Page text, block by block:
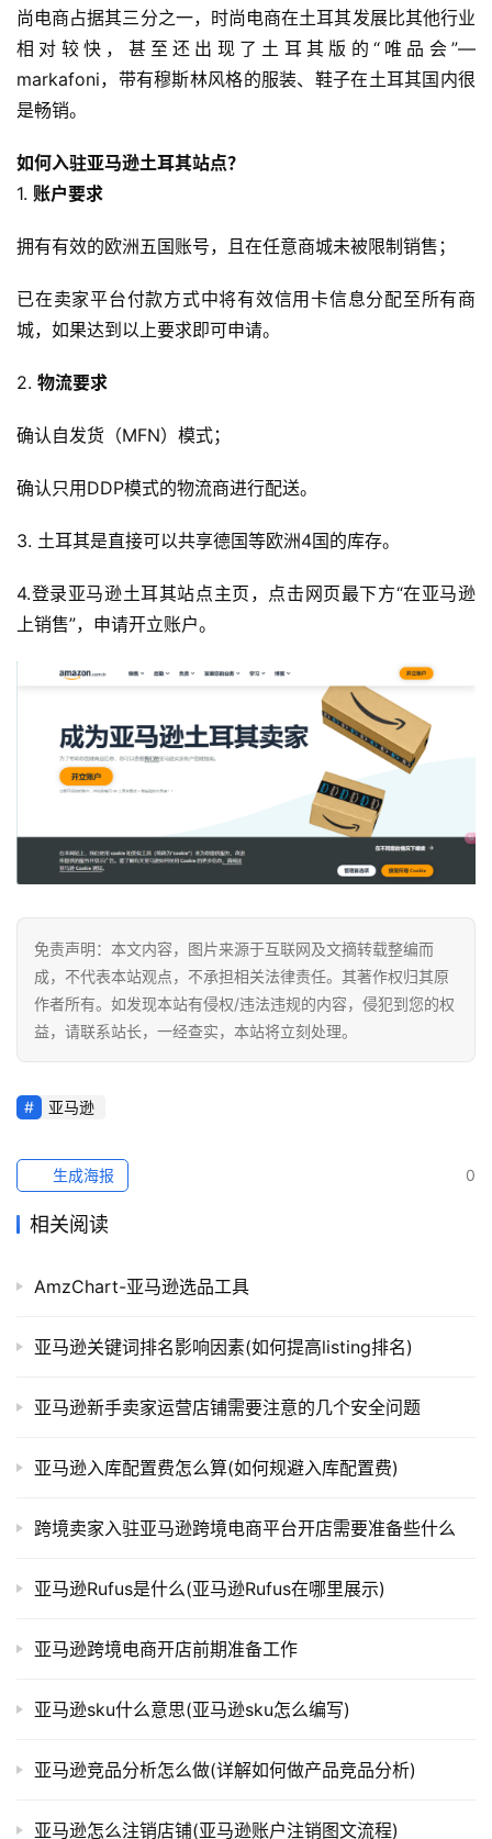
尚电商占据其三分之一，时尚电商在土耳其发展比其他行业
相对较快，甚至还出现了土耳其版的“唯品会”—
markafoni，带有穆斯林风格的服装、鞋子在土耳其国内很
是畅销。
如何入驻亚马逊土耳其站点？
1. 账户要求
拥有有效的欧洲五国账号，且在任意商城未被限制销售；
已在卖家平台付款方式中将有效信用卡信息分配至所有商
城，如果达到以上要求即可申请。
2. 物流要求
确认自发货（MFN）模式；
确认只用DDP模式的物流商进行配送。
3. 土耳其是直接可以共享德国等欧洲4国的库存。
4.登录亚马逊土耳其站点主页，点击网页最下方“在亚马逊
上销售”，申请开立账户。
免责声明：本文内容，图片来源于互联网及文摘转载整编而
成，不代表本站观点，不承担相关法律责任。其著作权归其原
作者所有。如发现本站有侵权/违法违规的内容，侵犯到您的权
益，请联系站长，一经查实，本站将立刻处理。
亚马逊
0
生成海报
相关阅读
AmzChart-亚马逊选品工具
亚马逊关键词排名影响因素(如何提高listing排名)
亚马逊新手卖家运营店铺需要注意的几个安全问题
亚马逊入库配置费怎么算(如何规避入库配置费)
跨境卖家入驻亚马逊跨境电商平台开店需要准备些什么
亚马逊Rufus是什么(亚马逊Rufus在哪里展示)
亚马逊跨境电商开店前期准备工作
亚马逊sku什么意思(亚马逊sku怎么编写)
亚马逊竞品分析怎么做(详解如何做产品竞品分析)
亚马逊怎么注销店铺(亚马逊账户注销图文流程)